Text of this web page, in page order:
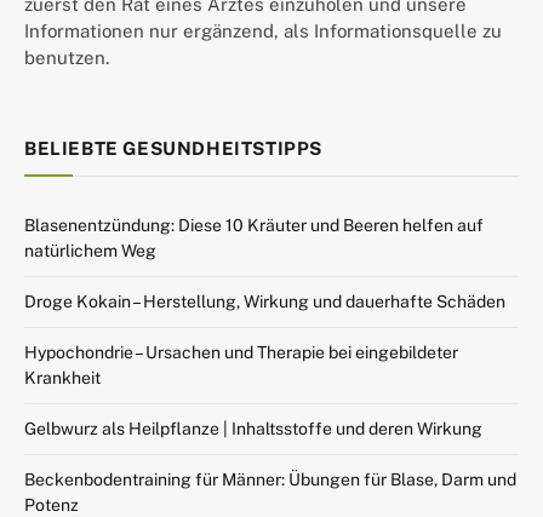
zuerst den Rat eines Arztes einzuholen und unsere
Informationen nur ergänzend, als Informationsquelle zu
benutzen.
BELIEBTE GESUNDHEITSTIPPS
Blasenentzündung: Diese 10 Kräuter und Beeren helfen auf
natürlichem Weg
Droge Kokain – Herstellung, Wirkung und dauerhafte Schäden
Hypochondrie – Ursachen und Therapie bei eingebildeter
Krankheit
Gelbwurz als Heilpflanze | Inhaltsstoffe und deren Wirkung
Beckenbodentraining für Männer: Übungen für Blase, Darm und
Potenz